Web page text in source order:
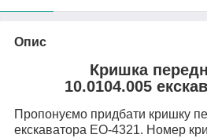
Опис
Кришка
10.0104.005
Пропонуємо придбати кришку
екскаватора ЕО-4321. Номер